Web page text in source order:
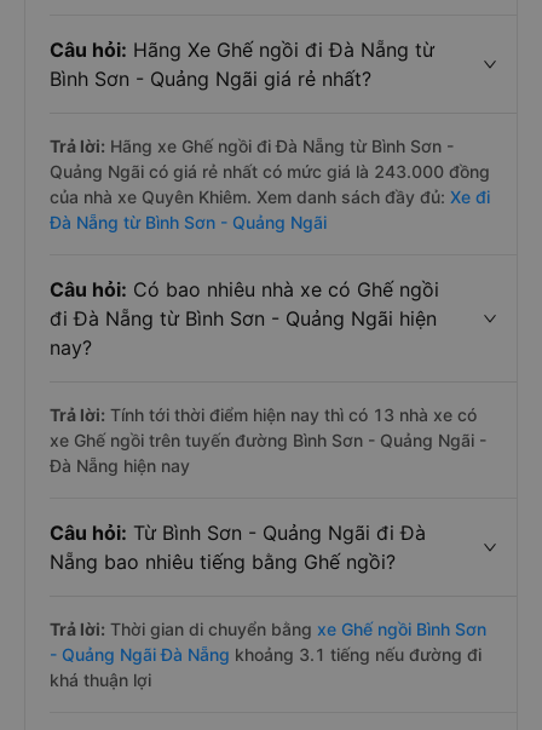
Câu hỏi: Hãng Xe Ghế ngồi đi Đà Nẵng từ
Bình Sơn - Quảng Ngãi giá rẻ nhất?
Trả lời: Hãng xe Ghế ngồi đi Đà Nẵng từ Bình Sơn -
Quảng Ngãi có giá rẻ nhất có mức giá là 243.000 đồng
của nhà xe Quyên Khiêm. Xem danh sách đầy đủ: Xe đi
Đà Nẵng từ Bình Sơn - Quảng Ngãi
Câu hỏi: Có bao nhiêu nhà xe có Ghế ngồi
đi Đà Nẵng từ Bình Sơn - Quảng Ngãi hiện
nay?
Trả lời: Tính tới thời điểm hiện nay thì có 13 nhà xe có
xe Ghế ngồi trên tuyến đường Bình Sơn - Quảng Ngãi -
Đà Nẵng hiện nay
Câu hỏi: Từ Bình Sơn - Quảng Ngãi đi Đà
Nẵng bao nhiêu tiếng bằng Ghế ngồi?
Trả lời: Thời gian di chuyển bằng xe Ghế ngồi Bình Sơn
- Quảng Ngãi Đà Nẵng khoảng 3.1 tiếng nếu đường đi
khá thuận lợi